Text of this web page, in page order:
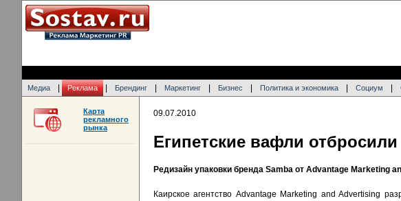
Медиа Реклама Брендинг Маркетинг Бизнес Политика и экономика Социум
09.07.2010
Египетские вафли
Редизайн упаковки бренда Samba от Advantage Marketing
Каирское агентство Advantage Marketing and Advertising
Карта
рекламного
рынка